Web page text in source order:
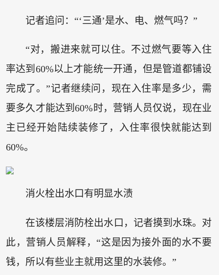
记者追问：“‘三通’是水、电、燃气吗？”
“对，搬进来就可以住。不过燃气要等入住
率达到60%以上才能统一开通，但是管道都铺设
完成了。”记者继续问，现在入住率是多少，需
要多久才能达到60%时，营销人员仅说，现在业
主已经开始陆续装修了，入住率很快就能达到
60%。
消火栓出水口有明显水渍
在该楼层消防栓出水口，记者摸到水珠。对
此，营销人员解释，“这是因为接外面的水不要
钱，所以有些业主就用这里的水装修。”